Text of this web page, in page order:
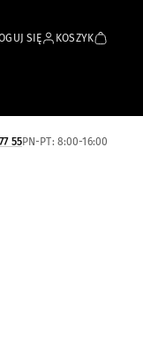
SIĘ KOSZYK
55PN-PT: 8:00-16:00